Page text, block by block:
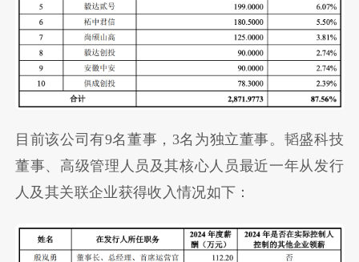
目前该公司有9名董事，3名为独立董事。韬盛科技
董事、高级管理人员及其核心人员最近一年从发行
人及其关联企业获得收入情况如下：